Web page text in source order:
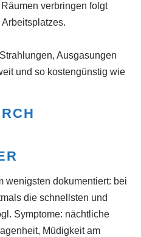
verbringen folgt
Ausgasungen
und so kostengünstig wie
wenigsten dokumentiert: bei
die schnellsten und
Symptome: nächtliche
Müdigkeit am